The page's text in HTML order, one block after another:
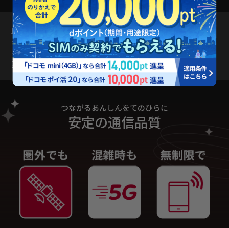
閉じる
既存契約の解約について
すでにDAZNをご利用中でDAZNを選択される方は退会手続
きが必要となります。
詳しくはよくあるご質問をご確認ください
つながるあんしんをてのひらに
安定の通信品質